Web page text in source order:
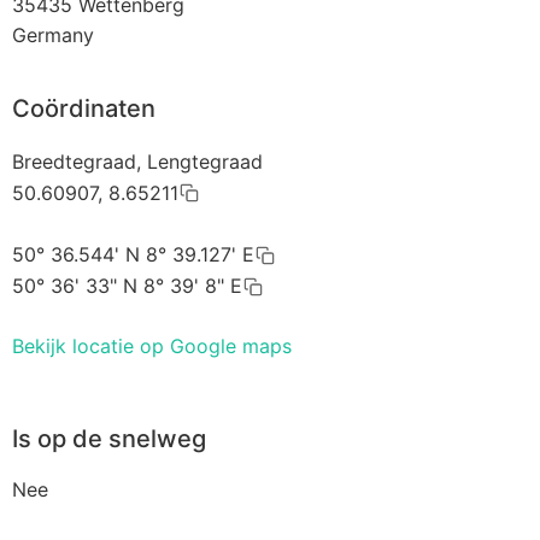
Germany
Coördinaten
Breedtegraad, Lengtegraad
50.60907, 8.65211
50° 36.544' N 8° 39.127' E
50° 36' 33" N 8° 39' 8" E
Bekijk locatie op Google maps
Is op de snelweg
Nee